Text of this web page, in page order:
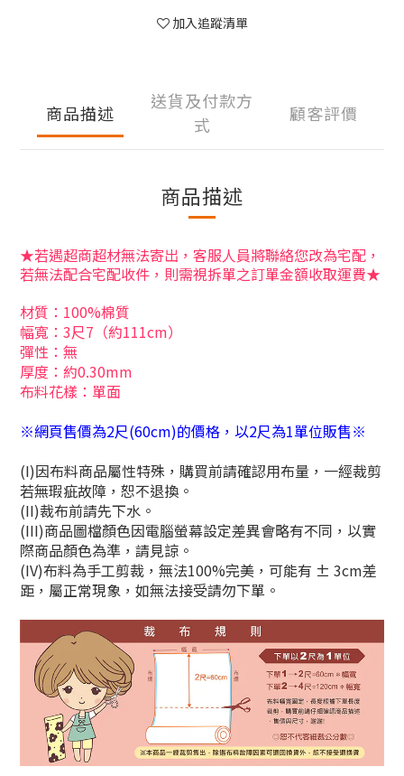
加入追蹤清單
商品描述
送貨及付款方
式
顧客評價
商品描述
★若遇超商超材無法寄出，客服人員將聯絡您改為宅配，
若無法配合宅配收件，則需視拆單之訂單金額收取運費★
材質：100%棉質
幅寬：3尺7（約111cm）
彈性：無
厚度：約0.30mm
布料花樣：單面
※網頁售價為2尺(60cm)的價格，以2尺為1單位販售※
(I)因布料商品屬性特殊，購買前請確認用布量，一經裁剪
若無瑕疵故障，恕不退換。
(II)裁布前請先下水。
(III)商品圖檔顏色因電腦螢幕設定差異會略有不同，以實
際商品顏色為準，請見諒。
(IV)布料為手工剪裁，無法100%完美，可能有 ± 3cm差
距，屬正常現象，如無法接受請勿下單。